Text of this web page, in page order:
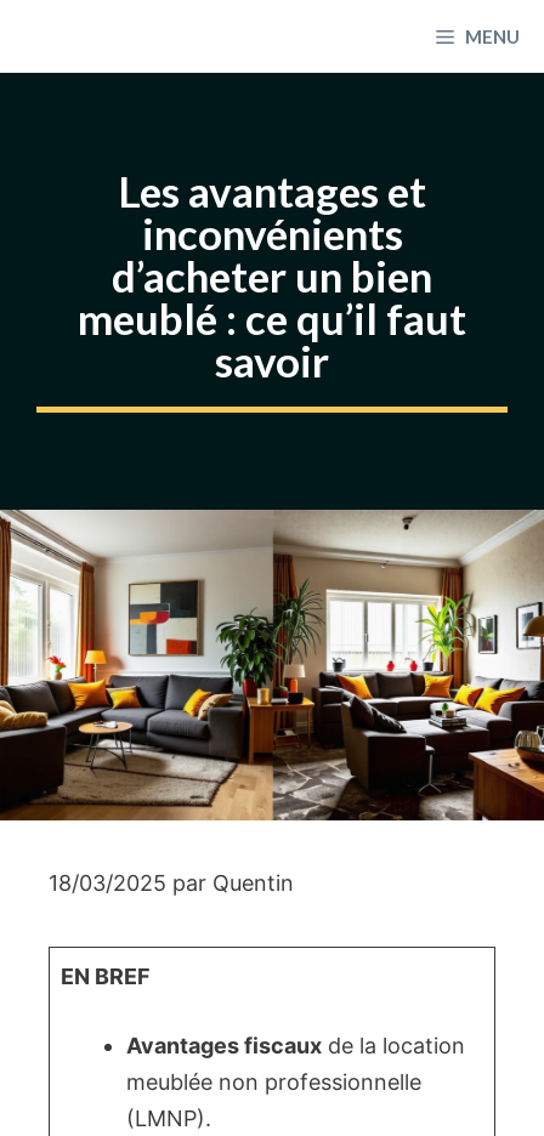
MENU
Les avantages et
inconvénients
d’acheter un bien
meublé : ce qu’il faut
savoir
18/03/2025 par Quentin
EN BREF
Avantages fiscaux de la location
meublée non professionnelle
(LMNP).